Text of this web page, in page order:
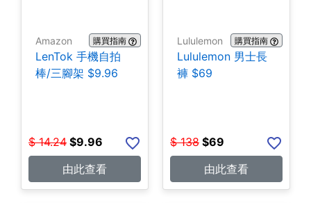
Amazon 購買指南
LenTok 手機自拍
棒/三腳架 $9.96
$ 14.24 $9.96
由此查看
Lululemon 購買指南
Lululemon 男士長
褲 $69
$ 138 $69
由此查看